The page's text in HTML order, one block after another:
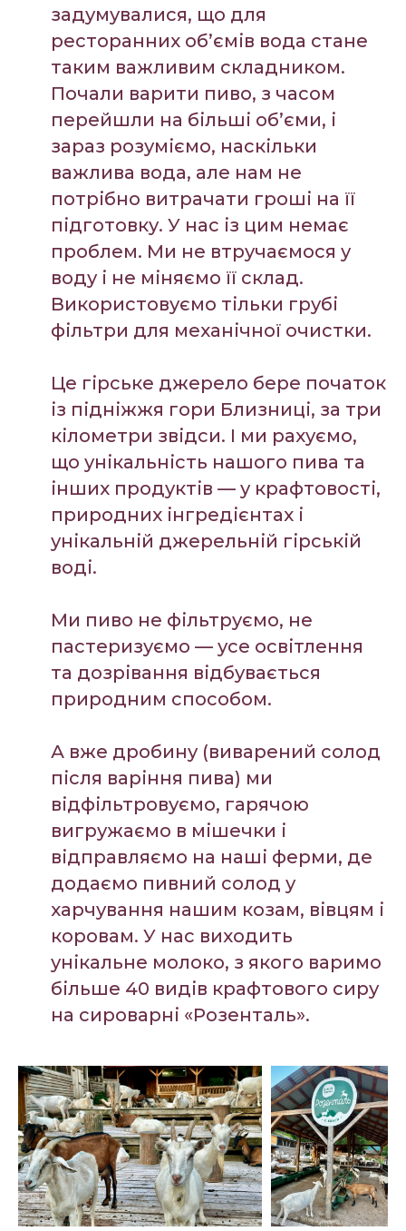
задумувалися, що для
ресторанних об’ємів вода стане
таким важливим складником.
Почали варити пиво, з часом
перейшли на більші об’єми, і
зараз розуміємо, наскільки
важлива вода, але нам не
потрібно витрачати гроші на її
підготовку. У нас із цим немає
проблем. Ми не втручаємося у
воду і не міняємо її склад.
Використовуємо тільки грубі
фільтри для механічної очистки.
Це гірське джерело бере початок
із підніжжя гори Близниці, за три
кілометри звідси. І ми рахуємо,
що унікальність нашого пива та
інших продуктів — у крафтовості,
природних інгредієнтах і
унікальній джерельній гірській
воді.
Ми пиво не фільтруємо, не
пастеризуємо — усе освітлення
та дозрівання відбувається
природним способом.
А вже дробину (виварений солод
після варіння пива) ми
відфільтровуємо, гарячою
вигружаємо в мішечки і
відправляємо на наші ферми, де
додаємо пивний солод у
харчування нашим козам, вівцям і
коровам. У нас виходить
унікальне молоко, з якого варимо
більше 40 видів крафтового сиру
на сироварні «Розенталь».